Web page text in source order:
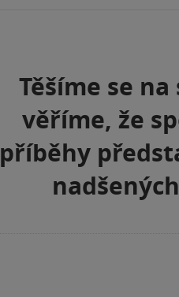
Těšíme se
věříme, že
příběhy